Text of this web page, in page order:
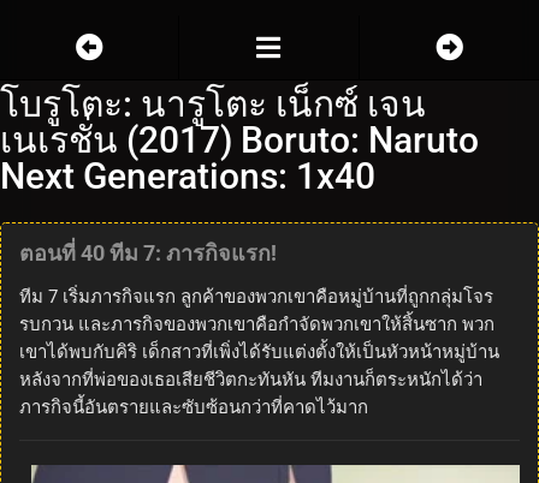
โบรูโตะ: นารูโตะ เน็กซ์ เจน
เนเรชั่น (2017) Boruto: Naruto
Next Generations: 1x40
ตอนที่ 40 ทีม 7: ภารกิจแรก!
ทีม 7 เริ่มภารกิจแรก ลูกค้าของพวกเขาคือหมู่บ้านที่ถูกกลุ่มโจร
รบกวน และภารกิจของพวกเขาคือกำจัดพวกเขาให้สิ้นซาก พวก
เขาได้พบกับคิริ เด็กสาวที่เพิ่งได้รับแต่งตั้งให้เป็นหัวหน้าหมู่บ้าน
หลังจากที่พ่อของเธอเสียชีวิตกะทันหัน ทีมงานก็ตระหนักได้ว่า
ภารกิจนี้อันตรายและซับซ้อนกว่าที่คาดไว้มาก